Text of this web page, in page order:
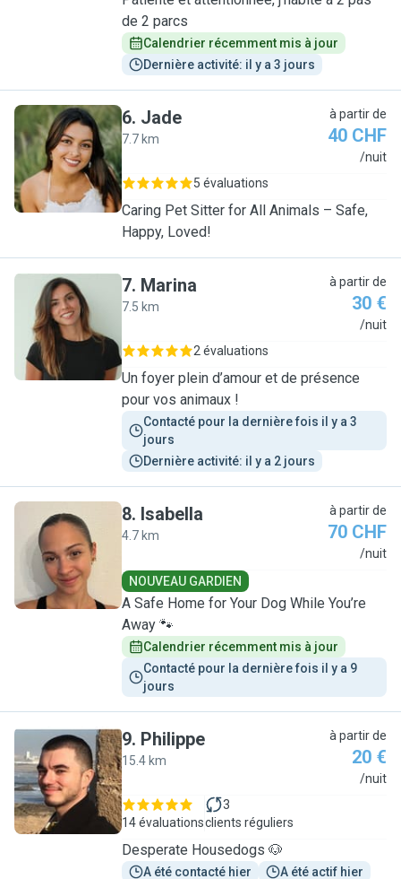
de 2 parcs
Calendrier récemment mis à jour
Dernière activité: il y a 3 jours
J
6. Jade
7.7 km
à partir de
40 CHF
/nuit
5 évaluations
Caring Pet Sitter for All Animals – Safe,
Happy, Loved!
M
7. Marina
7.5 km
à partir de
30 €
/nuit
2 évaluations
Un foyer plein d’amour et de présence
pour vos animaux !
Contacté pour la dernière fois il y a 3
jours
Dernière activité: il y a 2 jours
I
8. Isabella
4.7 km
à partir de
70 CHF
/nuit
NOUVEAU GARDIEN
A Safe Home for Your Dog While You’re
Away 🐾
Calendrier récemment mis à jour
Contacté pour la dernière fois il y a 9
jours
P
9. Philippe
15.4 km
à partir de
20 €
/nuit
14 évaluations
3
clients réguliers
Desperate Housedogs 🐶
A été contacté hier A été actif hier